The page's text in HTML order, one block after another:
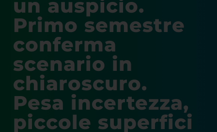
un auspicio.
Primo semestre
conferma
scenario in
chiaroscuro.
Pesa incertezza,
piccole superfici